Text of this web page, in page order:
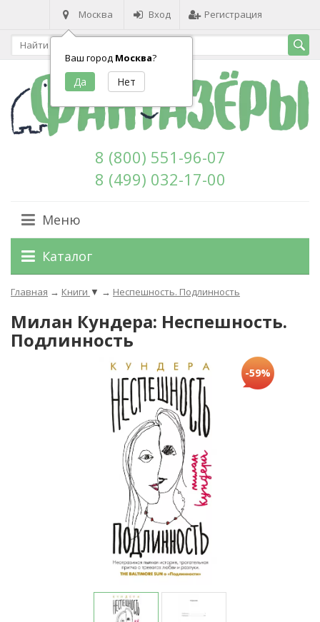
Москва
Ваш город Москва?
Вход Регистрация
8 (800) 551-96-07
8 (499) 032-17-00
Меню
Каталог
Главная → Книги ▼ → Неспешность. Подлинность
Милан Кундера: Неспешность.
Подлинность
-59%